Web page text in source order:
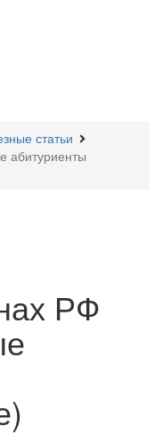
статьи
абитуриенты
РФ